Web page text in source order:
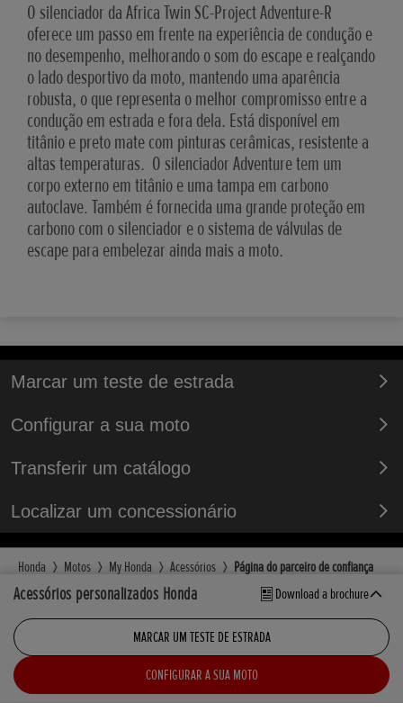
Acessórios personalizados Honda Download a brochure
MARCAR UM TESTE DE ESTRADA
CONFIGURAR A SUA MOTO
O silenciador da Africa Twin SC-Project Adventure-R
oferece um passo em frente na experiência de condução e
no desempenho, melhorando o som do escape e realçando
o lado desportivo da moto, mantendo uma aparência
robusta, o que representa o melhor compromisso entre a
condução em estrada e fora dela. Está disponível em
titânio e preto mate com pinturas cerâmicas, resistente a
altas temperaturas. O silenciador Adventure tem um
corpo externo em titânio e uma tampa em carbono
autoclave. Também é fornecida uma grande proteção em
carbono com o silenciador e o sistema de válvulas de
escape para embelezar ainda mais a moto.
Marcar um teste de estrada
Configurar a sua moto
Transferir um catálogo
Localizar um concessionário
Honda Motos My Honda Acessórios Página do parceiro de confiança
Encontre um concessionário
Mais sobre a Honda